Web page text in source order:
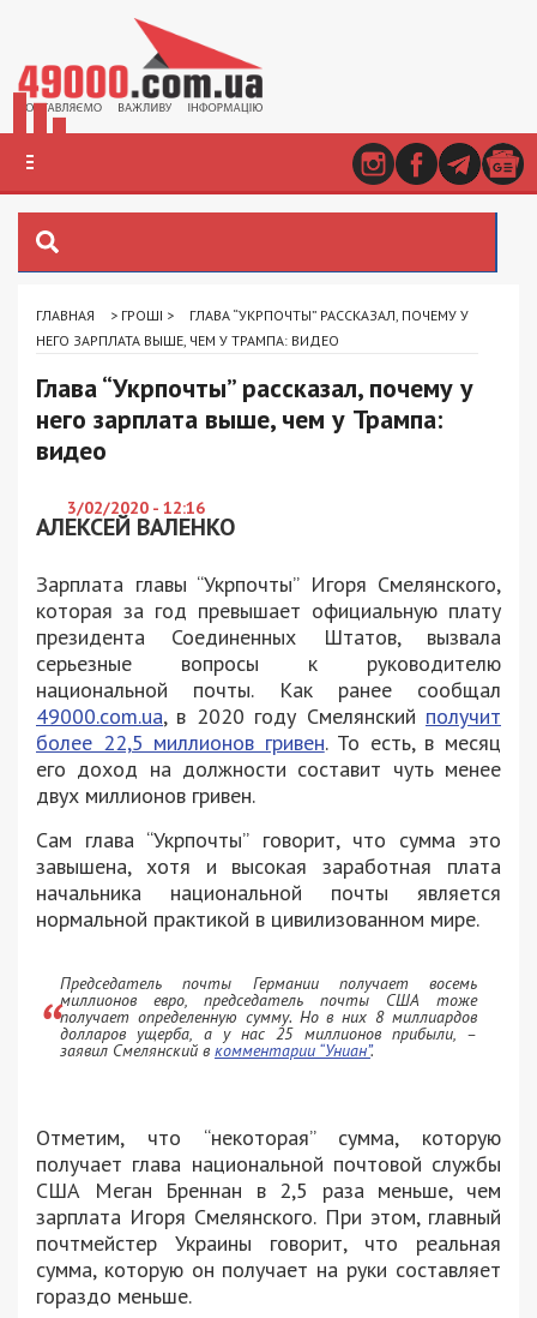
ГЛАВНАЯ > ГРОШІ >
ГЛАВА “УКРПОЧТЫ” РАССКАЗАЛ, ПОЧЕМУ У
НЕГО ЗАРПЛАТА ВЫШЕ, ЧЕМ У ТРАМПА: ВИДЕО
Глава “Укрпочты” рассказал, почему у
него зарплата выше, чем у Трампа:
видео
3/02/2020 - 12:16
АЛЕКСЕЙ ВАЛЕНКО
Зарплата главы “Укрпочты” Игоря Смелянского,
которая за год превышает официальную плату
президента Соединенных Штатов, вызвала
серьезные вопросы к руководителю
национальной почты. Как ранее сообщал
49000.com.ua, в 2020 году Смелянский получит
более 22,5 миллионов гривен. То есть, в месяц
его доход на должности составит чуть менее
двух миллионов гривен.
Сам глава “Укрпочты” говорит, что сумма это
завышена, хотя и высокая заработная плата
начальника национальной почты является
нормальной практикой в цивилизованном мире.
Председатель почты Германии получает восемь
миллионов евро, председатель почты США тоже
получает определенную сумму. Но в них 8 миллиардов
долларов ущерба, а у нас 25 миллионов прибыли, –
заявил Смелянский в комментарии “Униан”.
Отметим, что “некоторая” сумма, которую
получает глава национальной почтовой службы
США Меган Бреннан в 2,5 раза меньше, чем
зарплата Игоря Смелянского. При этом, главный
почтмейстер Украины говорит, что реальная
сумма, которую он получает на руки составляет
гораздо меньше.